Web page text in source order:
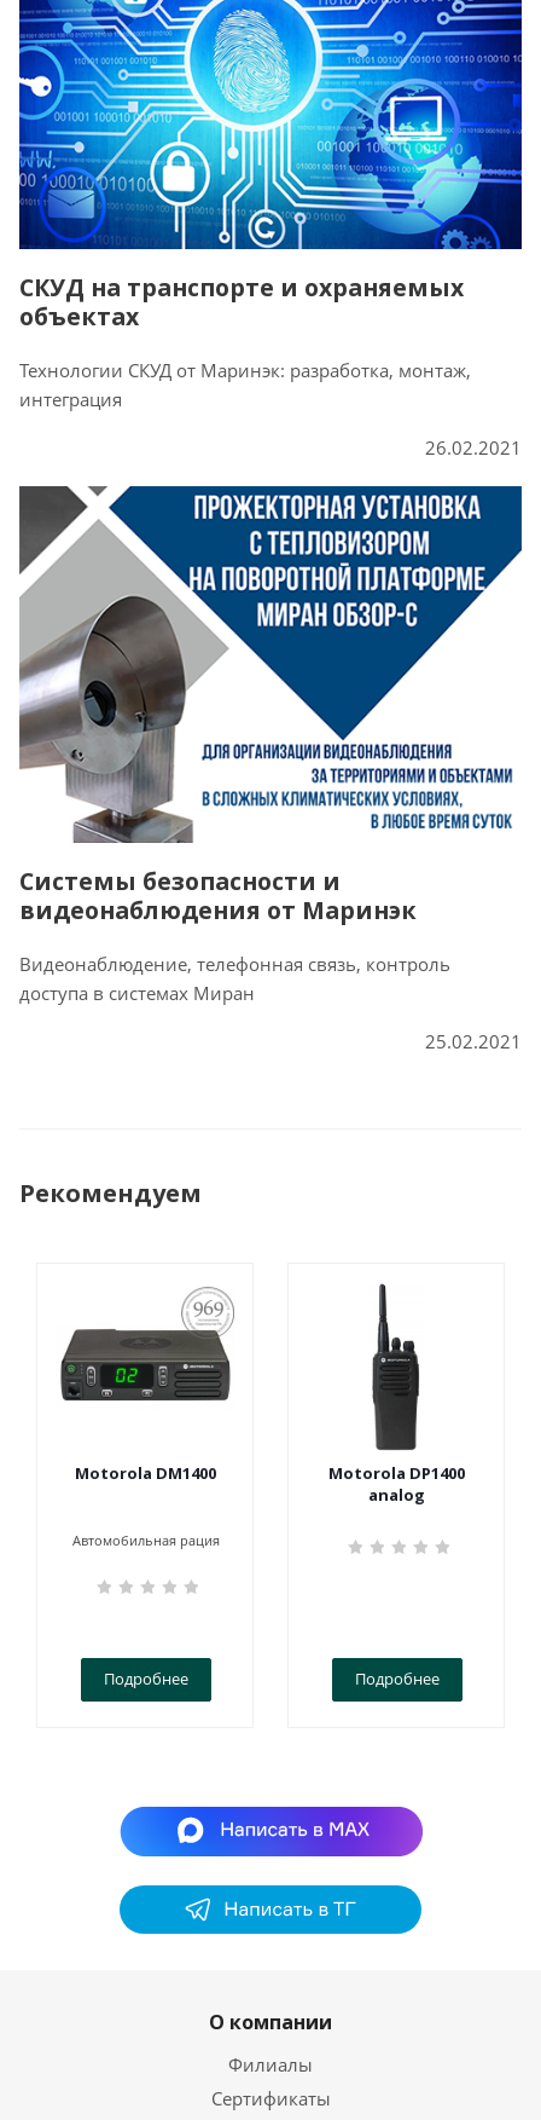
СКУД на транспорте и охраняемых
объектах
Технологии СКУД от Маринэк: разработка, монтаж,
интеграция
26.02.2021
Системы безопасности и
видеонаблюдения от Маринэк
Видеонаблюдение, телефонная связь, контроль
доступа в системах Миран
25.02.2021
Рекомендуем
ПОСТАНОВЛЕНИЕ
969
Motorola DM1400
Автомобильная рация
Подробнее
Motorola DP1400
analog
Подробнее
О компании
Филиалы
Сертификаты